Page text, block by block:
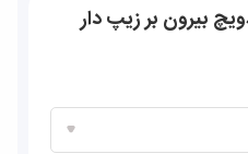
بیرون بر زیپ دار